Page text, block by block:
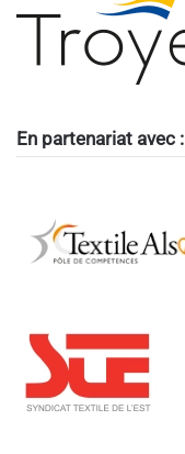
En partenariat avec :